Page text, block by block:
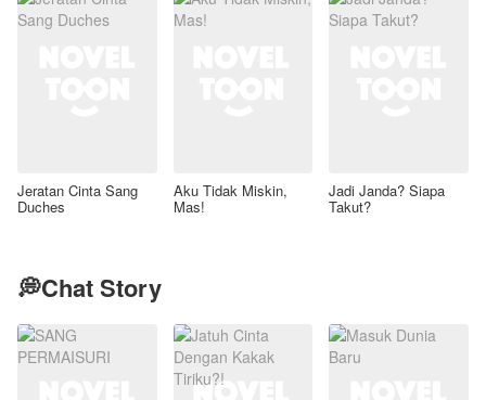
Jeratan Cinta Sang
Duches
Aku Tidak Miskin,
Mas!
Jadi Janda? Siapa
Takut?
💭Chat Story